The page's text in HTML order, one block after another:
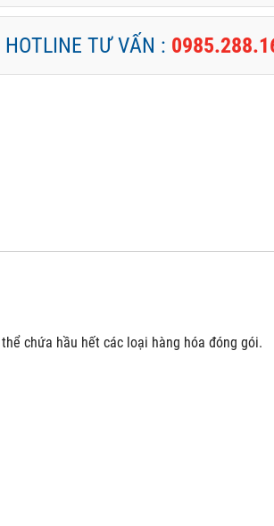
HOTLINE TƯ VẤN :
chứa hầu hết các loại hàng hóa đóng gói.